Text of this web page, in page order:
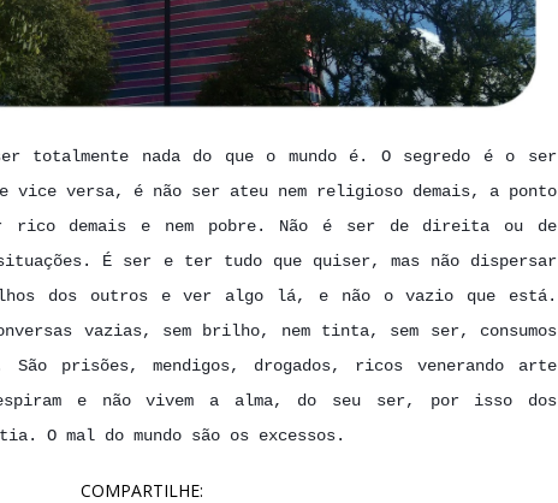
totalmente nada do que o mundo é. O segredo é o ser
vice versa, é não ser ateu nem religioso demais, a ponto
rico demais e nem pobre. Não é ser de direita ou de
É ser e ter tudo que quiser, mas não dispersar
dos outros e ver algo lá, e não o vazio que está.
vazias, sem brilho, nem tinta, sem ser, consumos
prisões, mendigos, drogados, ricos venerando arte
e não vivem a alma, do seu ser, por isso dos
O mal do mundo são os excessos.
COMPARTILHE: